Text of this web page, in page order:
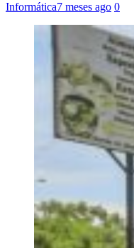
Informática7 meses ago 0